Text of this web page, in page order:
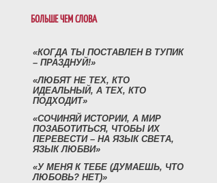
БОЛЬШЕ ЧЕМ СЛОВА
«КОГДА ТЫ ПОСТАВЛЕН В ТУПИК
– ПРАЗДНУЙ!»
«ЛЮБЯТ НЕ ТЕХ, КТО
ИДЕАЛЬНЫЙ, А ТЕХ, КТО
ПОДХОДИТ»
«СОЧИНЯЙ ИСТОРИИ, А МИР
ПОЗАБОТИТЬСЯ, ЧТОБЫ ИХ
ПЕРЕВЕСТИ – НА ЯЗЫК СВЕТА,
ЯЗЫК ЛЮБВИ»
«У МЕНЯ К ТЕБЕ (ДУМАЕШЬ, ЧТО
ЛЮБОВЬ? НЕТ)»